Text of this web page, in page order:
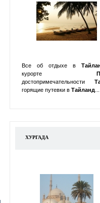
Все об отдыхе в
курорте
достопримечательности
горящие путевки в Тайланд
ХУРГАДА